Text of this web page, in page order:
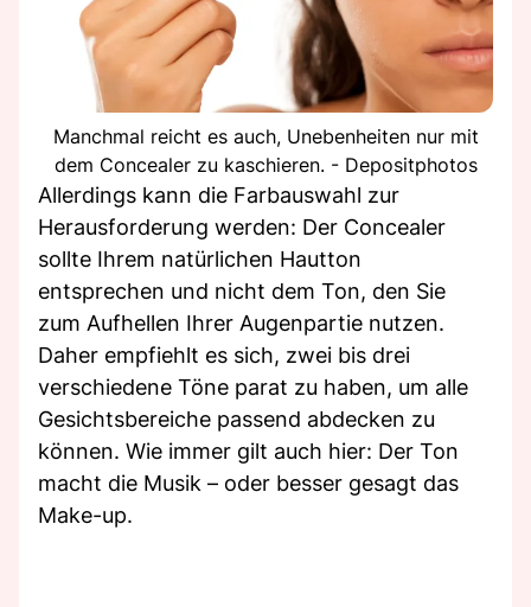
Manchmal reicht es auch, Unebenheiten nur mit
dem Concealer zu kaschieren. - Depositphotos
Allerdings kann die Farbauswahl zur
Herausforderung werden: Der Concealer
sollte Ihrem natürlichen Hautton
entsprechen und nicht dem Ton, den Sie
zum Aufhellen Ihrer Augenpartie nutzen.
Daher empfiehlt es sich, zwei bis drei
verschiedene Töne parat zu haben, um alle
Gesichtsbereiche passend abdecken zu
können. Wie immer gilt auch hier: Der Ton
macht die Musik – oder besser gesagt das
Make-up.